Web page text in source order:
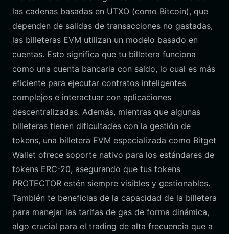
las cadenas basadas en UTXO (como Bitcoin), que
dependen de salidas de transacciones no gastadas,
las billeteras EVM utilizan un modelo basado en
cuentas. Esto significa que tu billetera funciona
como una cuenta bancaria con saldo, lo cual es más
eficiente para ejecutar contratos inteligentes
complejos e interactuar con aplicaciones
descentralizadas. Además, mientras que algunas
billeteras tienen dificultades con la gestión de
tokens, una billetera EVM especializada como Bitget
Wallet ofrece soporte nativo para los estándares de
tokens ERC-20, asegurando que tus tokens
PROTECTOR estén siempre visibles y gestionables.
También te beneficias de la capacidad de la billetera
para manejar las tarifas de gas de forma dinámica,
algo crucial para el trading de alta frecuencia que a